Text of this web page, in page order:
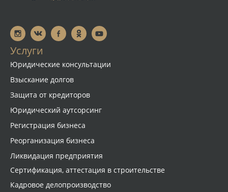
Услуги
Юридические консультации
Взыскание долгов
Защита от кредиторов
Юридический аутсорсинг
Регистрация бизнеса
Реорганизация бизнеса
Ликвидация предприятия
Сертификация, аттестация в строительстве
Кадровое делопроизводство